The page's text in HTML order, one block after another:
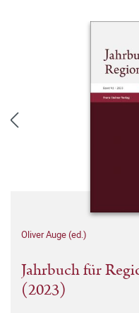
Oliver Auge (ed.)
Jahrbuch für
(2023)